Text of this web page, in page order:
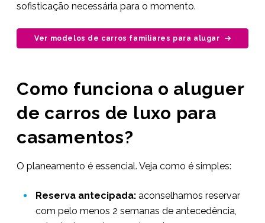
sofisticação necessária para o momento.
Ver modelos de carros familiares para alugar
Como funciona o aluguer
de carros de luxo para
casamentos?
O planeamento é essencial. Veja como é simples:
Reserva antecipada: aconselhamos reservar
com pelo menos 2 semanas de antecedência,